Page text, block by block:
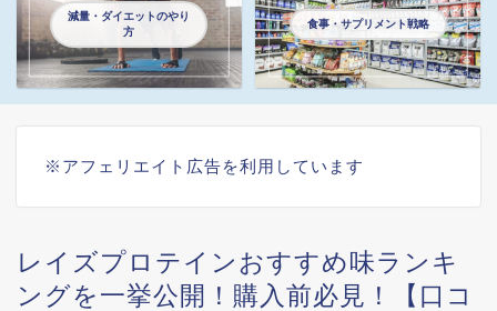
減量・ダイエットのやり
方
食事・サプリメント戦略
※アフェリエイト広告を利用しています
レイズプロテインおすすめ味ランキ
ングを一挙公開！購入前必見！【口コ